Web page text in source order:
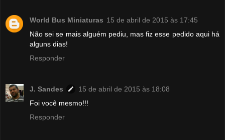
World Bus Miniaturas 15 de abril de 2015 às 17:45
Não sei se mais alguém pediu, mas fiz esse pedido aqui há
alguns dias!
Responder
J. Sandes
15 de abril de 2015 às 18:08
Foi você mesmo!!!
Responder